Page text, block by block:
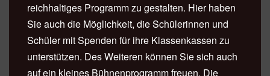
reichhaltiges Programm zu gestalten. Hier haben
Sie auch die Möglichkeit, die Schülerinnen und
Schüler mit Spenden für ihre Klassenkassen zu
unterstützen. Des Weiteren können Sie sich auch
auf ein kleines Bühnenprogramm freuen. Die